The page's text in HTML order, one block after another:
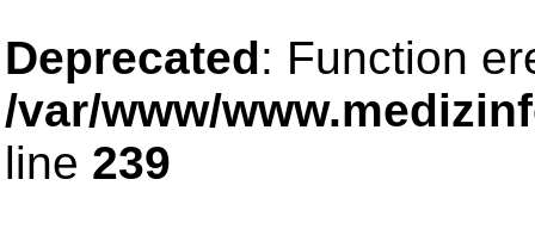
Deprecated: Function
/var/www/
line 239